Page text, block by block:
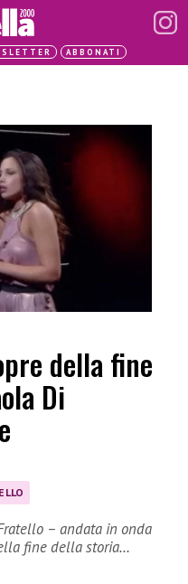
ABBONATI
della fine
Di
– andata in onda
fine della storia…